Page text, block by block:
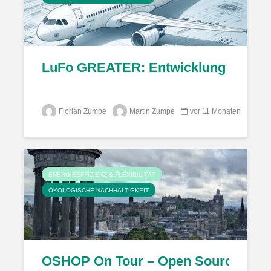
LuFo GREATER: Entwicklung von
Florian Zumpe Martin Zumpe vor 11 Monaten
ENERGIEEFFIZIENZ &-FLEXIBILITÄT
ÖKOLOGISCHE NACHHALTIGKEIT
OSHOP On Tour – Open Source